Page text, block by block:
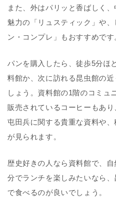
また、外はパリッと香ばしく
魅力の「リュスティック」や
ン・コンプレ」もおすすめです
パンを購入したら、徒歩5分ほ
料館か、次に訪れる昆虫館の
しょう。資料館の1階のコミュ
販売されているコーヒーもあ
屯田兵に関する貴重な資料や
が見られます。
歴史好きの人なら資料館で、
分でランチを楽しみたいなら
で食べるのが良いでしょう。